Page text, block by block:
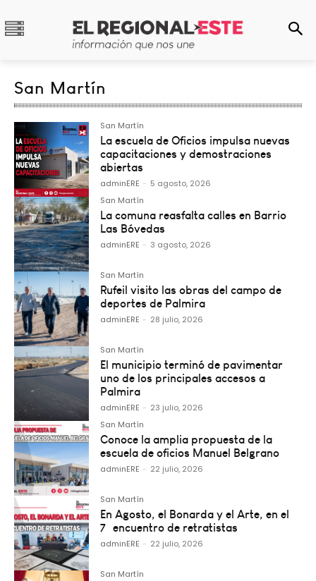
San Martín
San Martín
La escuela de Oficios impulsa nuevas
capacitaciones y demostraciones
abiertas
adminERE - 5 agosto, 2026
San Martín
La comuna reasfalta calles en Barrio
Las Bóvedas
adminERE - 3 agosto, 2026
San Martín
Rufeil visito las obras del campo de
deportes de Palmira
adminERE - 28 julio, 2026
San Martín
El municipio terminó de pavimentar
uno de los principales accesos a
Palmira
adminERE - 23 julio, 2026
San Martín
Conoce la amplia propuesta de la
escuela de oficios Manuel Belgrano
adminERE - 22 julio, 2026
San Martín
En Agosto, el Bonarda y el Arte, en el
7º encuentro de retratistas
adminERE - 22 julio, 2026
San Martín